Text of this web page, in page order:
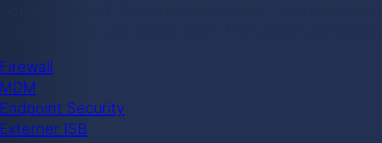
Ganzheitliche IT-Sicherheitslösungen – von
Firewall
MDM
Endpoint Security
Externer ISB